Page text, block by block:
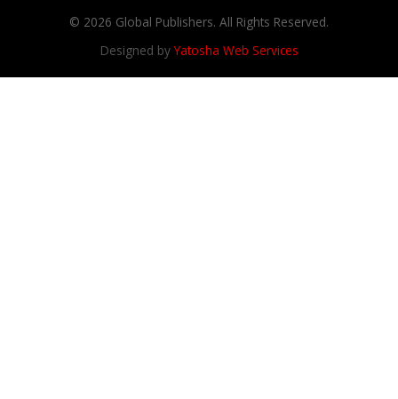
© 2026 Global Publishers. All Rights Reserved.
Designed byYatosha Web Services